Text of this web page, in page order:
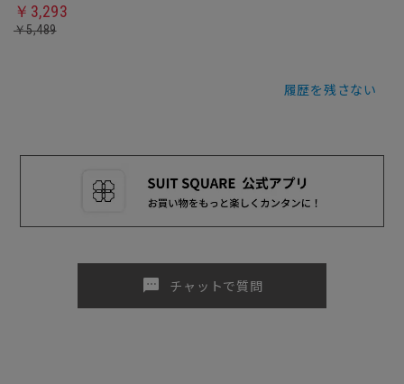
￥3,293
￥5,489
履歴を残さない
sms チャットで質問